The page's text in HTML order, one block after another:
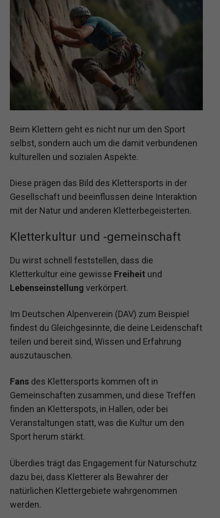
Beim Klettern geht es nicht nur um den Sport
selbst, sondern auch um die damit verbundenen
kulturellen und sozialen Aspekte.
Diese prägen das Bild des Klettersports in der
Gesellschaft und beeinflussen deine Interaktion
mit der Natur und anderen Kletterbegeisterten.
Kletterkultur und -gemeinschaft
Du wirst schnell feststellen, dass die
Kletterkultur eine gewisse Freiheit und
Lebenseinstellung verkörpert.
Im Deutschen Alpenverein (DAV) zum Beispiel
findest du Gleichgesinnte, die deine Leidenschaft
teilen und bereit sind, Wissen und Erfahrung
auszutauschen.
Fans des Klettersports kommen oft in
Gemeinschaften zusammen, und diese Treffen
finden an Kletterspots, in Hallen, oder bei
Veranstaltungen statt, was die Kultur um den
Sport herum stärkt.
Überdies trägt das Engagement für Naturschutz
dazu bei, dass Kletterer als Bewahrer der
natürlichen Klettergebiete wahrgenommen
werden.